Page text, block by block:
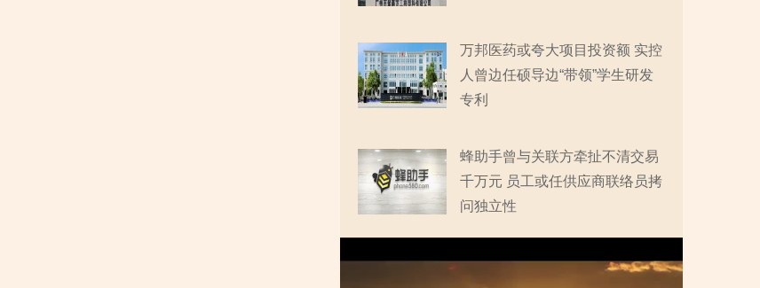
万邦医药或夸大项目投资额 实控
人曾边任硕导边“带领”学生研发
专利
蜂助手曾与关联方牵扯不清交易
千万元 员工或任供应商联络员拷
问独立性
频